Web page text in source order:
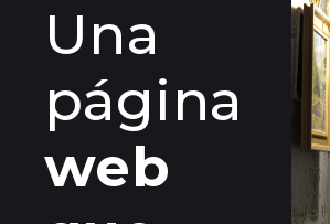
Una
página
web